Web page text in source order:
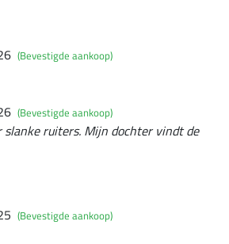
(Bevestigde aankoop)
(Bevestigde aankoop)
slanke ruiters. Mijn dochter vindt de
(Bevestigde aankoop)